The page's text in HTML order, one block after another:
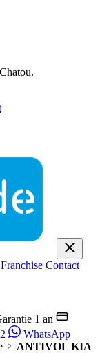
Franchise Contact
1 an
WhatsApp
ANTIVOL KIA